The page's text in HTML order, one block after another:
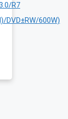
R7
DVD±RW/600W)